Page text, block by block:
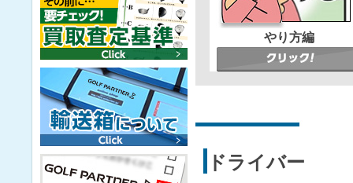
やり方編
ドライバー